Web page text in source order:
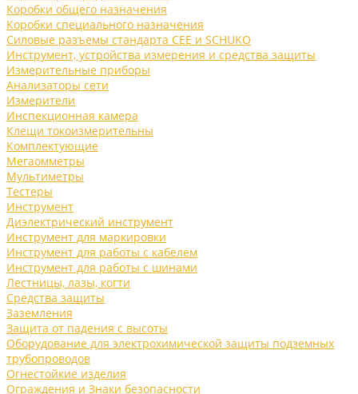
Коробки общего назначения
Коробки специального назначения
Силовые разъемы стандарта CEE и SCHUKO
Инструмент, устройства измерения и средства защиты
Измерительные приборы
Анализаторы сети
Измерители
Инспекционная камера
Клещи токоизмерительны
Комплектующие
Мегаомметры
Мультиметры
Тестеры
Инструмент
Диэлектрический инструмент
Инструмент для маркировки
Инструмент для работы с кабелем
Инструмент для работы с шинами
Лестницы, лазы, когти
Средства защиты
Заземления
Защита от падения с высоты
Оборудование для электрохимической защиты подземных
трубопроводов
Огнестойкие изделия
Ограждения и Знаки безопасности